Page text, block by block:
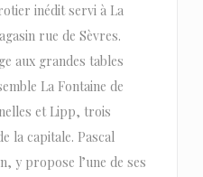
inédit servi à La
rue de Sèvres.
aux grandes tables
La Fontaine de
et Lipp, trois
la capitale. Pascal
y propose l’une de ses